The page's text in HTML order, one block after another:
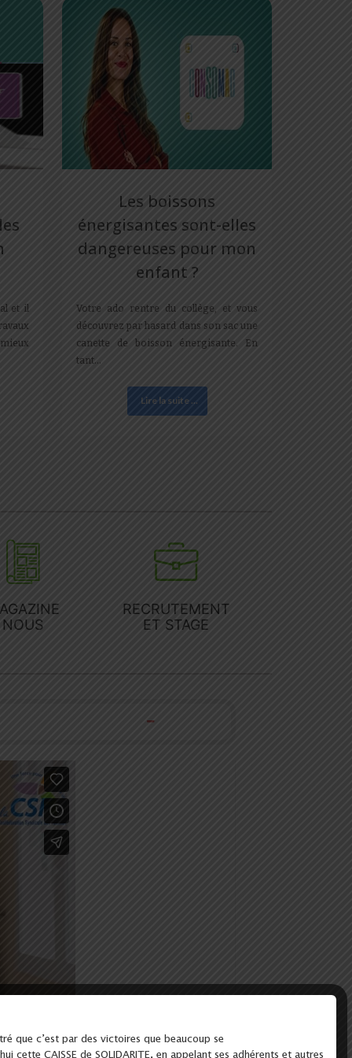
et il
Les boissons
énergisantes sont-elles
dangereuses pour mon
enfant ?
Votre ado rentre du collège, et vous
découvrez par hasard dans son sac une
canette de boisson énergisante. En
tant…
Lire la suite ...
NOUS
RECRUTEMENT
ET STAGE
que c’est par des victoires que beaucoup se
cette CAISSE de SOLIDARITE, en appelant ses adhérents et autres